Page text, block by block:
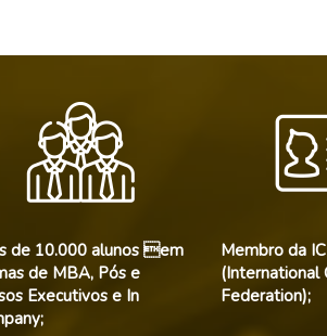
de 10.000 alunos em
de MBA, Pós e
Executivos e In
Membro da
(International
Federation);